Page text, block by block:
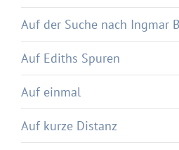
Auf der Suche nach Ingmar
Auf Ediths Spuren
Auf einmal
Auf kurze Distanz